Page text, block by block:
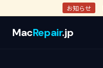
お知らせ
MacRepair.jp